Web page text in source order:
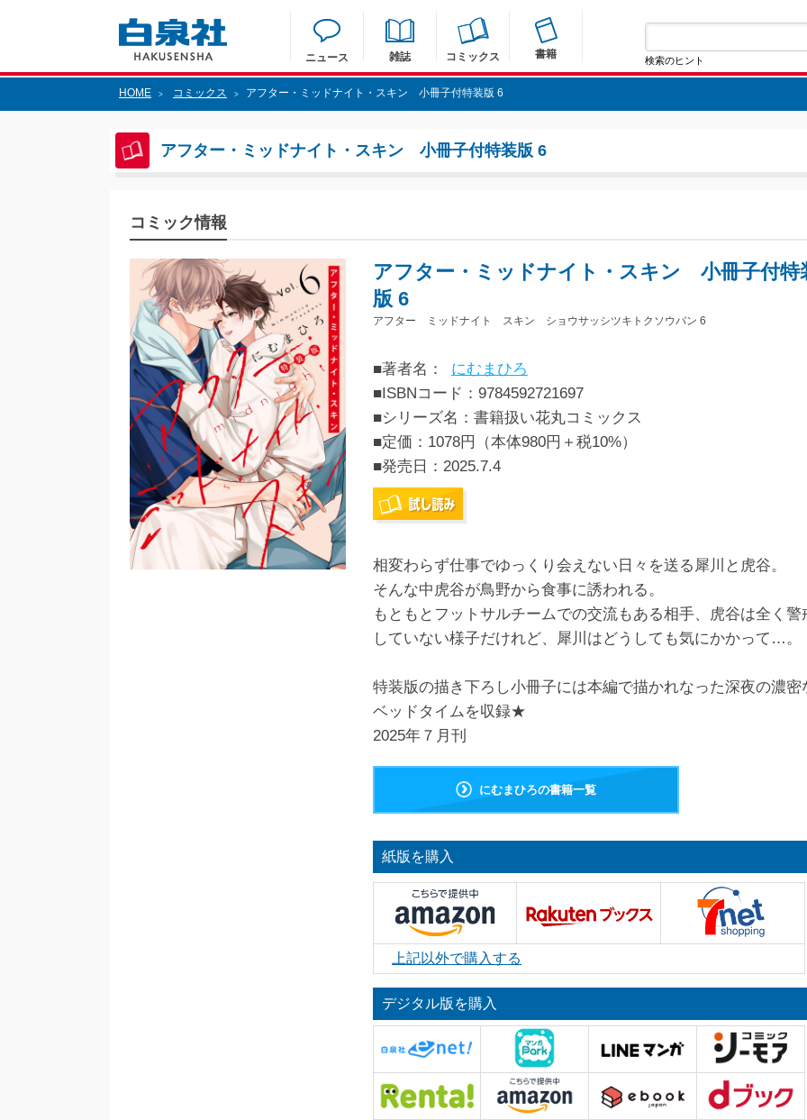
ニュース 雑誌 コミックス 書籍 検索のヒント
HOME > コミックス > アフター・ミッドナイト・スキン 小冊子付特装版 6
アフター・ミッドナイト・スキン 小冊子付特装版 6
コミック情報
アフター・ミッドナイト・スキン 小冊子付特
版 6
アフター ミッドナイト スキン ショウサッシツキトクソウバン 6
■著者名：
にむまひろ
■ISBNコード：9784592721697
■シリーズ名：書籍扱い花丸コミックス
■定価：1078円（本体980円＋税10%）
■発売日： 2025.7.4
相変わらず仕事でゆっくり会えない日々を送る犀川と虎谷。
そんな中虎谷が鳥野から食事に誘われる。
もともとフットサルチームでの交流もある相手、虎谷は全く警
していない様子だけれど、犀川はどうしても気にかかって…。
特装版の描き下ろし小冊子には本編で描かれなった深夜の濃密
ベッドタイムを収録★
2025年７月刊
にむまひろの書籍一覧
紙版を購入
上記以外で購入する
デジタル版を購入